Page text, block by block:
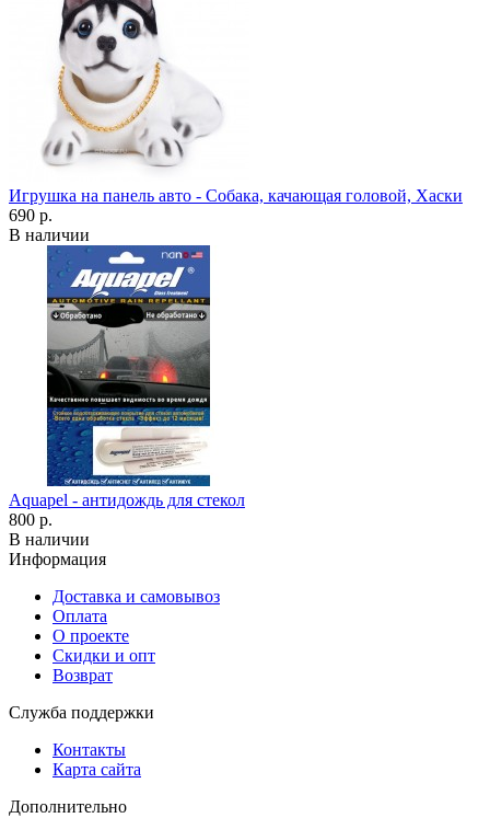
Игрушка на панель авто - Собака, качающая головой, Хаски
690 р.
В наличии
Aquapel - антидождь для стекол
800 р.
В наличии
Информация
Доставка и самовывоз
Оплата
О проекте
Скидки и опт
Возврат
Служба поддержки
Контакты
Карта сайта
Дополнительно